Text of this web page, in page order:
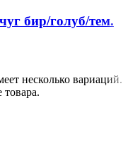
бир/голуб/тем.
несколько вариаций.